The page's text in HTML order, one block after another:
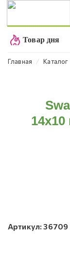
Товар дня
Главная ⁄ Каталог
Артикул: 36709